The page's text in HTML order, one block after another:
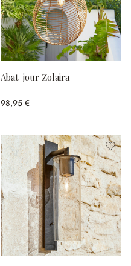
Abat-jour Zolaira
98,95 €